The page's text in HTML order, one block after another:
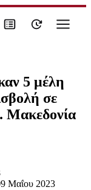
5 μέλη
σε
Μακεδονία
Μαΐου 2023